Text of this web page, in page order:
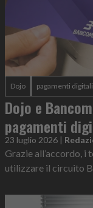
Dojo pagamenti digitali
Dojo e
pagamenti
23 luglio 2026 |
Grazie all’accordo, i
utilizzare il circuito